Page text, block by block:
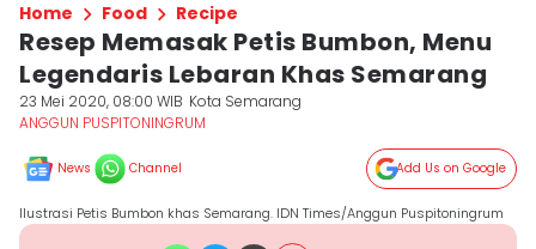
Home Food Recipe
Resep Memasak Petis Bumbon, Menu
Legendaris Lebaran Khas Semarang
23 Mei 2020, 08:00 WIB Kota Semarang
ANGGUN PUSPITONINGRUM
News Channel Add Us on Google
Ilustrasi Petis Bumbon khas Semarang. IDN Times/Anggun Puspitoningrum